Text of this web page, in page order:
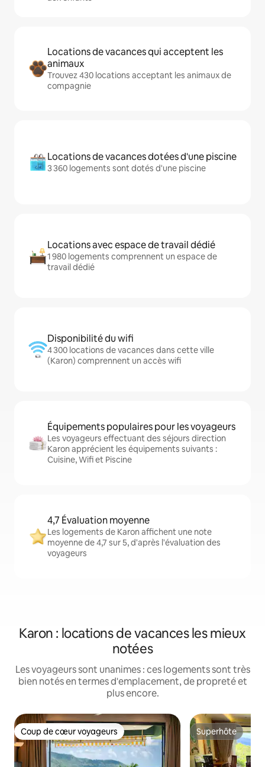
Locations de vacances qui acceptent les
animaux
Trouvez 430 locations acceptant les animaux de
compagnie
Locations de vacances dotées d'une piscine
3 360 logements sont dotés d'une piscine
Locations avec espace de travail dédié
1 980 logements comprennent un espace de
travail dédié
Disponibilité du wifi
4 300 locations de vacances dans cette ville
(Karon) comprennent un accès wifi
Équipements populaires pour les voyageurs
Les voyageurs effectuant des séjours direction
Karon apprécient les équipements suivants :
Cuisine, Wifi et Piscine
4,7 Évaluation moyenne
Les logements de Karon affichent une note
moyenne de 4,7 sur 5, d'après l'évaluation des
voyageurs
Karon : locations de vacances les mieux
notées
Les voyageurs sont unanimes : ces logements sont très
bien notés en termes d'emplacement, de propreté et
plus encore.
Coup de cœur voyageurs
Coup de cœur voyageurs Superhôte
Superhôte